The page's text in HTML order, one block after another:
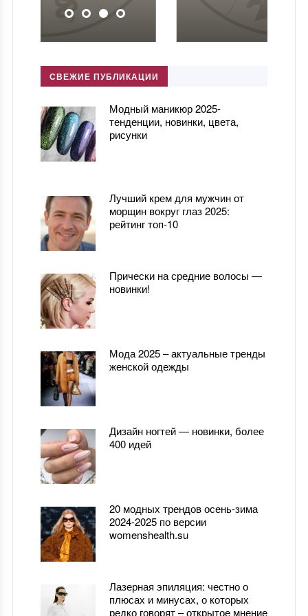
СВЕЖИЕ ПУБЛИКАЦИИ
Модный маникюр 2025-
тенденции, новинки, цвета,
рисунки
Лучший крем для мужчин от
морщин вокруг глаз 2025:
рейтинг топ-10
Прически на средние волосы —
новинки!
Мода 2025 – актуальные тренды
женской одежды
Дизайн ногтей — новинки, более
400 идей
20 модных трендов осень-зима
2024-2025 по версии
womenshealth.su
Лазерная эпиляция: честно о
плюсах и минусах, о которых
редко говорят – открытое мнение